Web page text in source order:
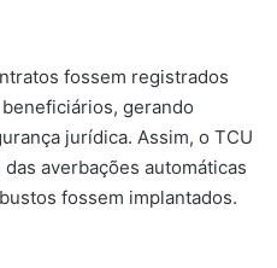
fossem registrados
gerando
jurídica. Assim, o TCU
averbações automáticas
fossem implantados.